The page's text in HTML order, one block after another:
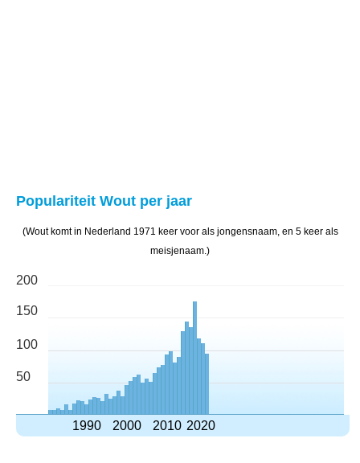
Populariteit Wout per jaar
(Wout komt in Nederland 1971 keer voor als jongensnaam, en 5 keer als
meisjenaam.)
200
150
100
50
1990 2000 2010 2020